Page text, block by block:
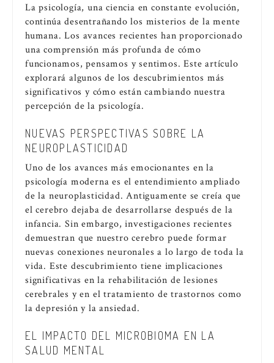
La psicología, una ciencia en constante evolución,
continúa desentrañando los misterios de la mente
humana. Los avances recientes han proporcionado
una comprensión más profunda de cómo
funcionamos, pensamos y sentimos. Este artículo
explorará algunos de los descubrimientos más
significativos y cómo están cambiando nuestra
percepción de la psicología.
NUEVAS PERSPECTIVAS SOBRE LA
NEUROPLASTICIDAD
Uno de los avances más emocionantes en la
psicología moderna es el entendimiento ampliado
de la neuroplasticidad. Antiguamente se creía que
el cerebro dejaba de desarrollarse después de la
infancia. Sin embargo, investigaciones recientes
demuestran que nuestro cerebro puede formar
nuevas conexiones neuronales a lo largo de toda la
vida. Este descubrimiento tiene implicaciones
significativas en la rehabilitación de lesiones
cerebrales y en el tratamiento de trastornos como
la depresión y la ansiedad.
EL IMPACTO DEL MICROBIOMA EN LA
SALUD MENTAL